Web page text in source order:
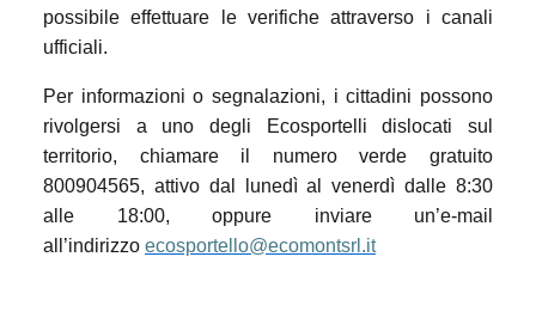
possibile effettuare le verifiche attraverso i canali
ufficiali.
Per informazioni o segnalazioni, i cittadini possono
rivolgersi a uno degli Ecosportelli dislocati sul
territorio, chiamare il numero verde gratuito
800904565, attivo dal lunedì al venerdì dalle 8:30
alle 18:00, oppure inviare un’e-mail
all’indirizzo ecosportello@ecomontsrl.it